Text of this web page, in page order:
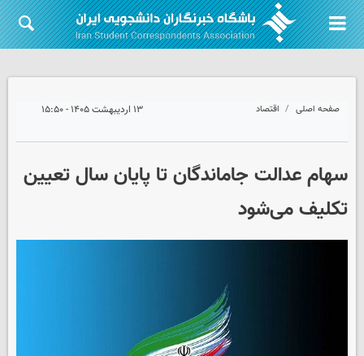
صفحه اصلی اقتصاد ۱۳ اردیبهشت ۱۴۰۵ - ۱۵:۵۰
سهام عدالت جاماندگان تا پایان سال تعیین
تکلیف می‌شود